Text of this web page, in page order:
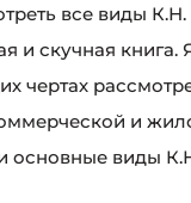
все виды К.Н.
и скучная книга.
чертах
и
основные виды